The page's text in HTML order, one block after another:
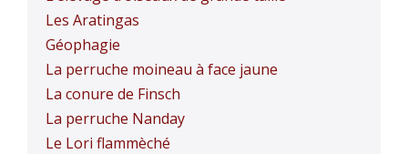
Les Aratingas
Géophagie
La perruche moineau à face jaune
La conure de Finsch
La perruche Nanday
Le Lori flammèché